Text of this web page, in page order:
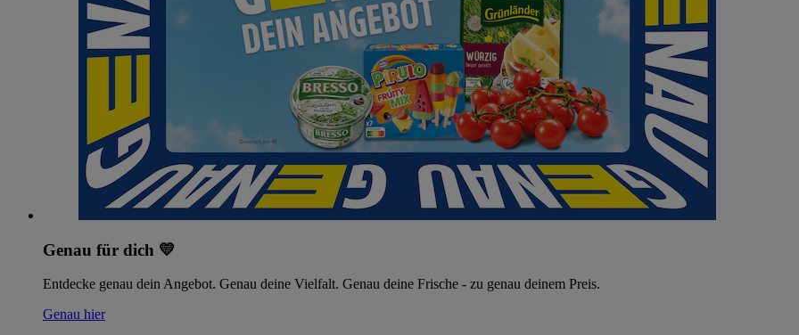
Genau für dich 💛
Entdecke genau dein Angebot. Genau deine Vielfalt. Genau deine Frische - zu genau deinem Preis.
Genau hier